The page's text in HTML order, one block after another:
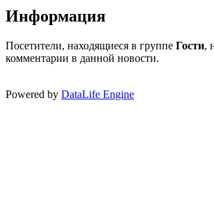
Информация
Посетители, находящиеся в группе Гости,
комментарии в данной новости.
Powered by DataLife Engine